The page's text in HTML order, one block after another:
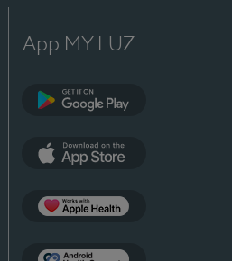
App MY LUZ